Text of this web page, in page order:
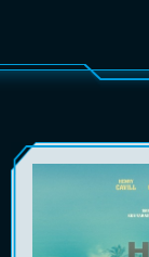
FILMID
KONVERENTS